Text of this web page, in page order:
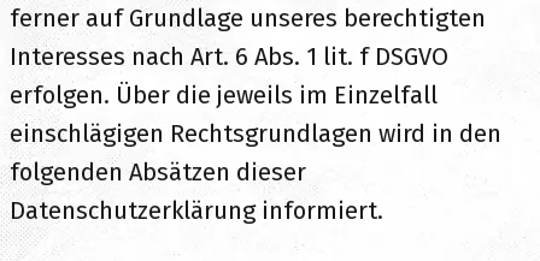
ferner auf Grundlage unseres berechtigten
Interesses nach Art. 6 Abs. 1 lit. f DSGVO
erfolgen. Über die jeweils im Einzelfall
einschlägigen Rechtsgrundlagen wird in den
folgenden Absätzen dieser
Datenschutzerklärung informiert.